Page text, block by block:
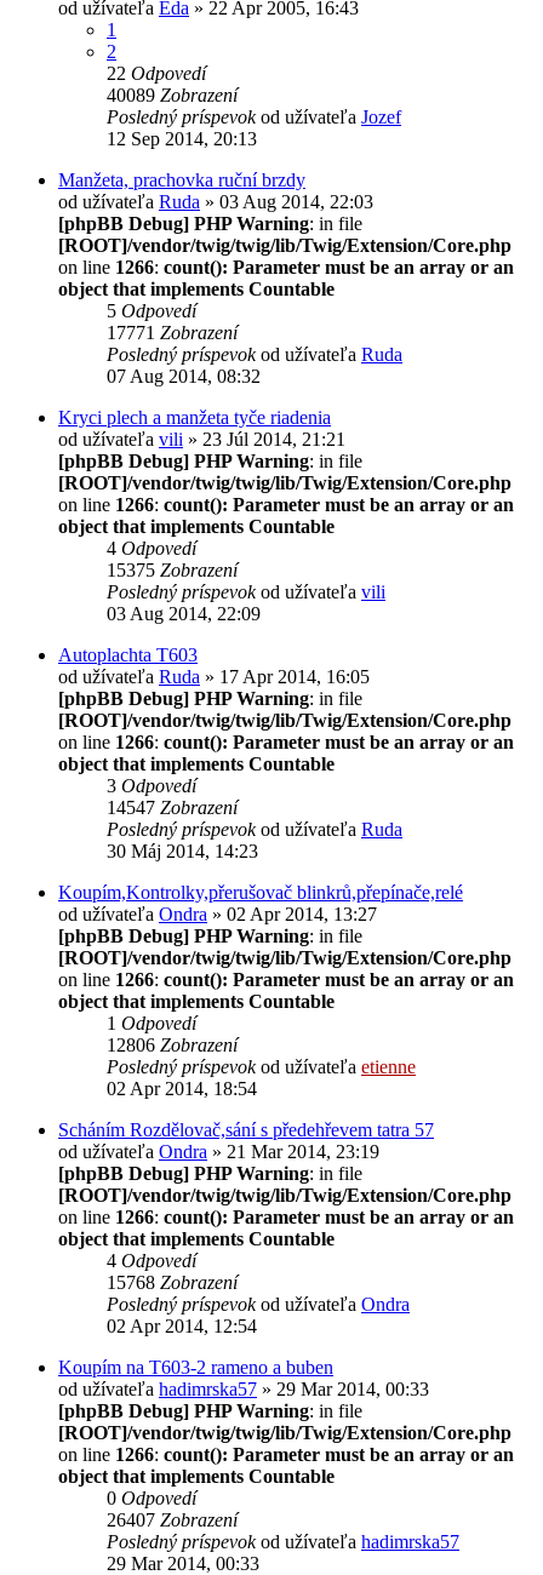
od užívateľa Eda » 22 Apr 2005, 16:43
1
2
22 Odpovedí
40089 Zobrazení
Posledný príspevokod užívateľa Jozef
12 Sep 2014, 20:13
Manžeta, prachovka ruční brzdy
od užívateľa Ruda » 03 Aug 2014, 22:03
[phpBB Debug] PHP Warning: in file
[ROOT]/vendor/twig/twig/lib/Twig/Extension/Core.php
on line 1266: count(): Parameter must be an array or an
object that implements Countable
5 Odpovedí
17771 Zobrazení
Posledný príspevokod užívateľa Ruda
07 Aug 2014, 08:32
Kryci plech a manžeta tyče riadenia
od užívateľa vili » 23 Júl 2014, 21:21
[phpBB Debug] PHP Warning: in file
[ROOT]/vendor/twig/twig/lib/Twig/Extension/Core.php
on line 1266: count(): Parameter must be an array or an
object that implements Countable
4 Odpovedí
15375 Zobrazení
Posledný príspevokod užívateľa vili
03 Aug 2014, 22:09
Autoplachta T603
od užívateľa Ruda » 17 Apr 2014, 16:05
[phpBB Debug] PHP Warning: in file
[ROOT]/vendor/twig/twig/lib/Twig/Extension/Core.php
on line 1266: count(): Parameter must be an array or an
object that implements Countable
3 Odpovedí
14547 Zobrazení
Posledný príspevokod užívateľa Ruda
30 Máj 2014, 14:23
Koupím,Kontrolky,přerušovač blinkrů,přepínače,relé
od užívateľa Ondra » 02 Apr 2014, 13:27
[phpBB Debug] PHP Warning: in file
[ROOT]/vendor/twig/twig/lib/Twig/Extension/Core.php
on line 1266: count(): Parameter must be an array or an
object that implements Countable
1 Odpovedí
12806 Zobrazení
Posledný príspevokod užívateľa etienne
02 Apr 2014, 18:54
Scháním Rozdělovač,sání s předehřevem tatra 57
od užívateľa Ondra » 21 Mar 2014, 23:19
[phpBB Debug] PHP Warning: in file
[ROOT]/vendor/twig/twig/lib/Twig/Extension/Core.php
on line 1266: count(): Parameter must be an array or an
object that implements Countable
4 Odpovedí
15768 Zobrazení
Posledný príspevokod užívateľa Ondra
02 Apr 2014, 12:54
Koupím na T603-2 rameno a buben
od užívateľa hadimrska57 » 29 Mar 2014, 00:33
[phpBB Debug] PHP Warning: in file
[ROOT]/vendor/twig/twig/lib/Twig/Extension/Core.php
on line 1266: count(): Parameter must be an array or an
object that implements Countable
0 Odpovedí
26407 Zobrazení
Posledný príspevokod užívateľa hadimrska57
29 Mar 2014, 00:33